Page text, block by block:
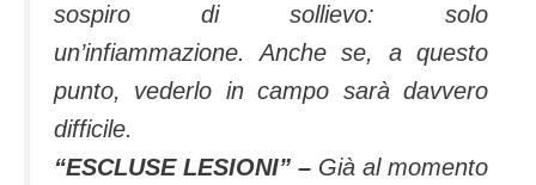
sospiro di sollievo: solo
un’infiammazione. Anche se, a questo
punto, vederlo in campo sarà davvero
difficile.
“ESCLUSE LESIONI” – Già al momento